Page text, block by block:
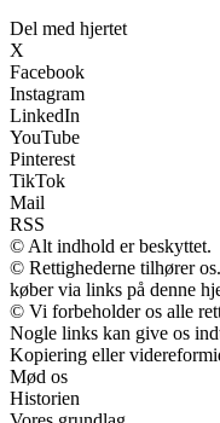
Del med hjertet
X
Facebook
Instagram
LinkedIn
YouTube
Pinterest
TikTok
Mail
RSS
© Alt indhold er beskyttet.
© Rettighederne tilhører
køber via links på denne
© Vi forbeholder os alle
Nogle links kan give os
Kopiering eller
Mød os
Historien